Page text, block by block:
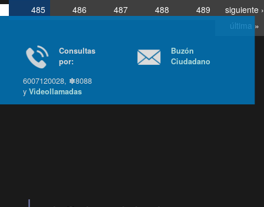
485
486 487 488 489
siguiente ›
última »
Consultas
por:
6007120028, ✽8088
yVideollamadas
Buzón
Ciudadano